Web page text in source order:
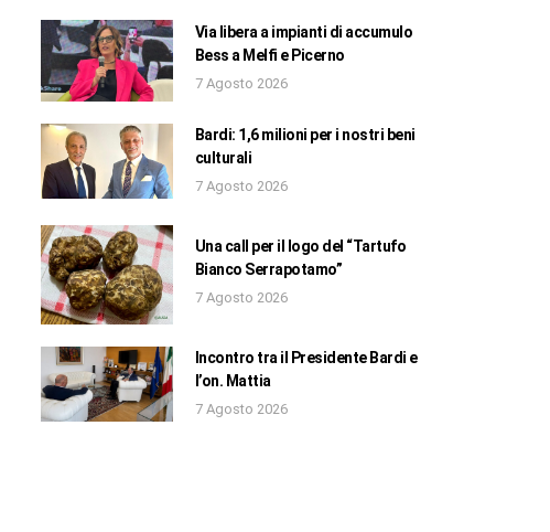
Via libera a impianti di accumulo
Bess a Melfi e Picerno
7 Agosto 2026
Bardi: 1,6 milioni per i nostri beni
culturali
7 Agosto 2026
Una call per il logo del “Tartufo
Bianco Serrapotamo”
7 Agosto 2026
Incontro tra il Presidente Bardi e
l’on. Mattia
7 Agosto 2026